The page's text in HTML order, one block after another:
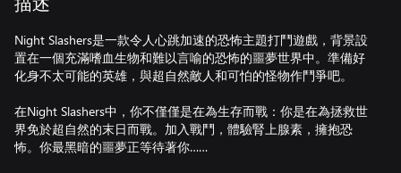
描述
Night Slashers是一款令人心跳加速的恐怖主題打鬥遊戲，背景設
置在一個充滿嗜血生物和難以言喻的恐怖的噩夢世界中。準備好
化身不太可能的英雄，與超自然敵人和可怕的怪物作鬥爭吧。
在Night Slashers中，你不僅僅是在為生存而戰：你是在為拯救世
界免於超自然的末日而戰。加入戰鬥，體驗腎上腺素，擁抱恐
怖。你最黑暗的噩夢正等待著你……